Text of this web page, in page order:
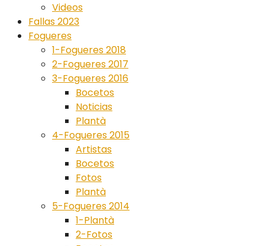
Videos
Fallas 2023
Fogueres
1-Fogueres 2018
2-Fogueres 2017
3-Fogueres 2016
Bocetos
Noticias
Plantà
4-Fogueres 2015
Artistas
Bocetos
Fotos
Plantà
5-Fogueres 2014
1-Plantà
2-Fotos